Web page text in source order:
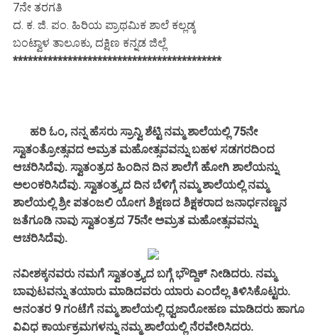
7ನೇ ತರಗತಿ
ದ. ಕ. ಜಿ. ಪಂ. ಹಿರಿಯ ಪ್ರಾಥಮಿಕ ಶಾಲೆ ಕಲ್ಲಡ್ಕ
ಬಂಟ್ವಾಳ ತಾಲೂಕು, ದಕ್ಷಿಣ ಕನ್ನಡ ಜಿಲ್ಲೆ
******************************************
ಹರಿ ಓಂ, ನನ್ನ ಹೆಸರು ಸ್ರಾನ್ವಿ ಶೆಟ್ಟಿ ನಮ್ಮ ಶಾಲೆಯಲ್ಲಿ 75ನೇ
ಸ್ವಾತಂತ್ರೋತ್ಸವದ ಅಮ್ರತ ಮಹೋತ್ಸವವನ್ನು ಬಹಳ ಸಡಗರದಿಂದ
ಆಚರಿಸಿದೆವು. ಸ್ವಾತಂತ್ರದ ಹಿಂದಿನ ದಿನ ಶಾಲೆಗೆ ಹೋಗಿ ಶಾಲೆಯನ್ನು
ಅಲಂಕರಿಸಿದೆವು. ಸ್ವಾತಂತ್ರ್ಯದ ದಿನ ಬೆಳಿಗ್ಗೆ ನಮ್ಮ ಶಾಲೆಯಲ್ಲಿ ನಮ್ಮ
ಶಾಲೆಯಲ್ಲಿ ಶ್ರೀ ಪತಂಜಲಿ ಯೋಗ ಶಿಕ್ಷಣದ ಶಿಕ್ಷಕರಾದ ಜನಾರ್ಧನಣ್ಣನ
ಜತೆಗೂಡಿ ನಾವು ಸ್ವಾತಂತ್ರದ 75ನೇ ಅಮ್ರತ ಮಹೋತ್ಸವವನ್ನು
ಆಚರಿಸಿದೆವು.
ನವೀಶಕ್ಕನವರು ನಮಗೆ ಸ್ವಾತಂತ್ರ್ಯದ ಬಗ್ಗೆ ಭೌದ್ದಿಕ್ ನೀಡಿದರು. ನಮ್ಮ
ಬಾವುಟವನ್ನು ತಯಾರು ಮಾಡಿದವರು ಯಾರು ಎಂದೆಲ್ಲ ತಿಳಿಸಿಕೊಟ್ಟರು.
ಆನಂತರ 9 ಗಂಟೆಗೆ ನಮ್ಮ ಶಾಲೆಯಲ್ಲಿ ಧ್ವಜಾರೋಹಣ ಮಾಡಿದರು ಹಾಗೂ
ವಿವಿಧ ಕಾರ್ಯಕ್ರಮಗಳನ್ನು ನಮ್ಮ ಶಾಲೆಯಲ್ಲಿ ನೆರವೇರಿಸಿದರು.